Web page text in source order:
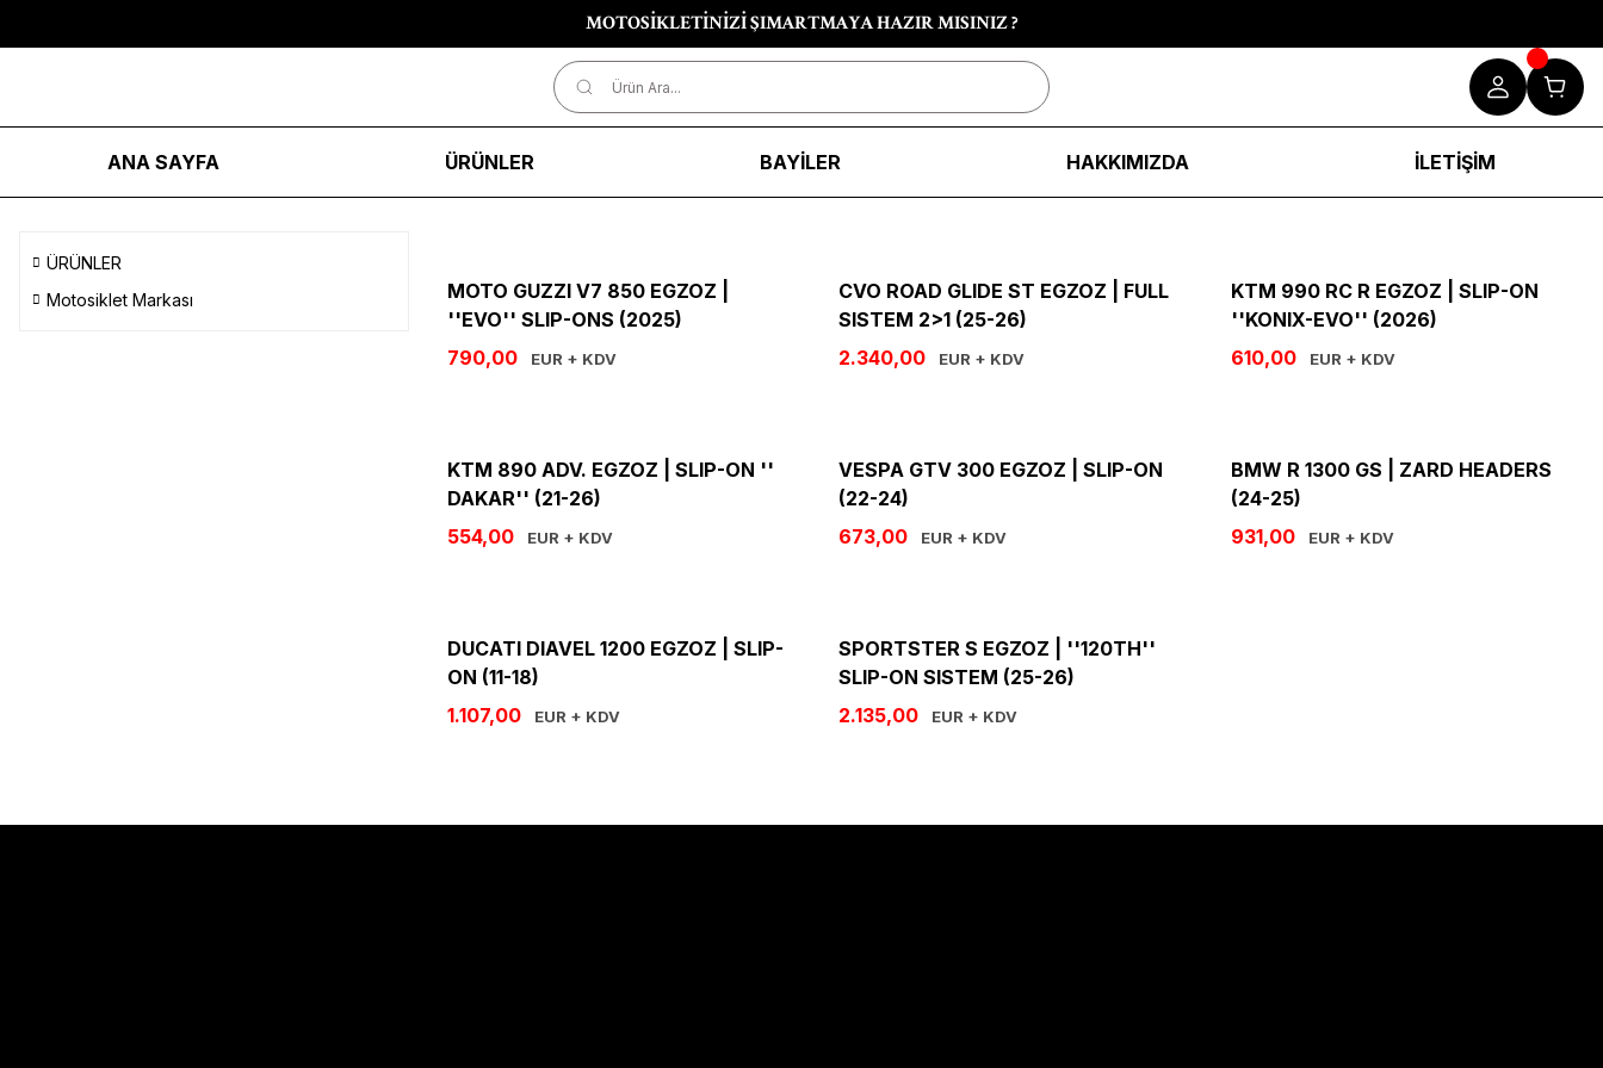
MOTOSİKLETİNİZİ ŞIMARTMAYA HAZIR MISINIZ ?
ANA SAYFA ÜRÜNLER BAYİLER HAKKIMIZDA İLETİŞİM
ÜRÜNLER
Motosiklet Markası
MOTO GUZZI V7 850 EGZOZ |
''EVO'' SLIP-ONS (2025)
790,00
EUR + KDV
CVO ROAD GLIDE ST EGZOZ | FULL
SISTEM 2>1 (25-26)
2.340,00
EUR + KDV
KTM 990 RC R EGZOZ | SLIP-ON
''KONIX-EVO'' (2026)
610,00
EUR + KDV
KTM 890 ADV. EGZOZ | SLIP-ON ''
DAKAR'' (21-26)
554,00
EUR + KDV
VESPA GTV 300 EGZOZ | SLIP-ON
(22-24)
673,00
EUR + KDV
BMW R 1300 GS | ZARD HEADERS
(24-25)
931,00
EUR + KDV
DUCATI DIAVEL 1200 EGZOZ | SLIP-
ON (11-18)
1.107,00
EUR + KDV
SPORTSTER S EGZOZ | ''120TH''
SLIP-ON SISTEM (25-26)
2.135,00
EUR + KDV